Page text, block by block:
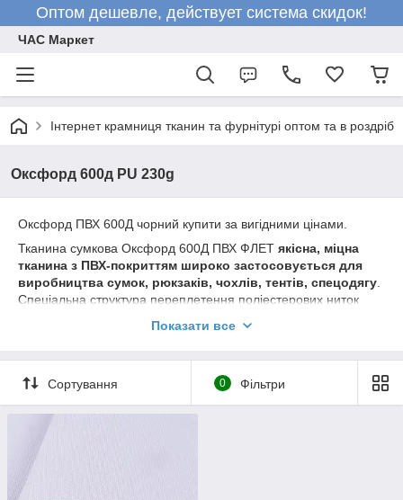
Оптом дешевле, действует система скидок!
ЧАС Маркет
Інтернет крамниця тканин та фурнітурі оптом та в роздріб
Оксфорд 600д PU 230g
Оксфорд ПВХ 600Д чорний купити за вигідними цінами.
Тканина сумкова Оксфорд 600Д ПВХ ФЛЕТ якісна, міцна
тканина з ПВХ-покриттям широко застосовується для
виробництва сумок, рюкзаків, чохлів, тентів, спецодягу
Спеціальна структура переплетення поліестерових ниток
Що шиють із тканини Оксфорд 600D?
Найчастіше тканина використовується в пошитті
й не зношується. Реже її використовують для виробництва
тентів, галантереї, сумок, шатрів, навісів та інших споруд.
вимоги до матеріалу.
Що краща тканина оксфорд або ПВХ?
Показати все
Сортування 0 Фільтри